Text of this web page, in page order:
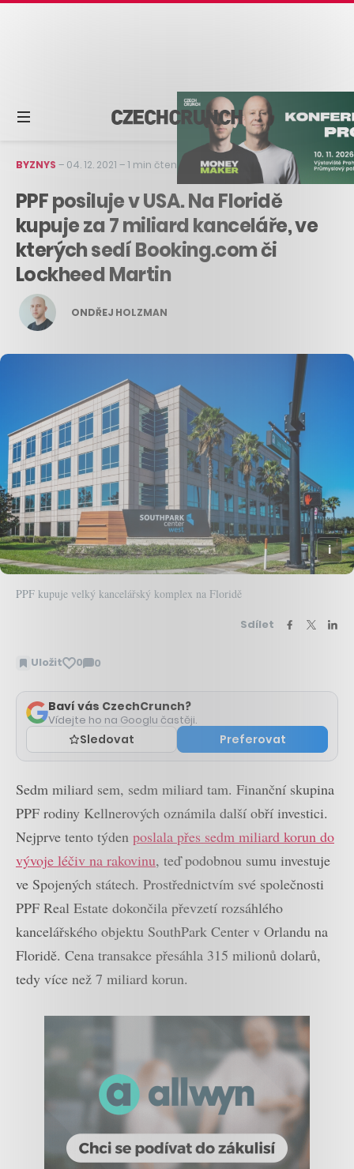
BYZNYS – 04. 12. 2021 –1 min čtení
PPF posiluje v USA. Na Floridě
kupuje za 7 miliard kanceláře, ve
kterých sedí Booking.com či
Lockheed Martin
ONDŘEJ HOLZMAN
PPF kupuje velký kancelářský komplex na Floridě
Sdílet
Uložit 0 0
Zobrazit
Baví vás CzechCrunch?
Vídejte ho na Googlu častěji.
Sledovat Preferovat
Sedm miliard sem, sedm miliard tam. Finanční skupina
PPF rodiny Kellnerových oznámila další obří investici.
Nejprve tento týden poslala přes sedm miliard korun do
vývoje léčiv na rakovinu, teď podobnou sumu investuje
ve Spojených státech. Prostřednictvím své společnosti
PPF Real Estate dokončila převzetí rozsáhlého
kancelářského objektu SouthPark Center v Orlandu na
Floridě. Cena transakce přesáhla 315 milionů dolarů,
tedy více než 7 miliard korun.